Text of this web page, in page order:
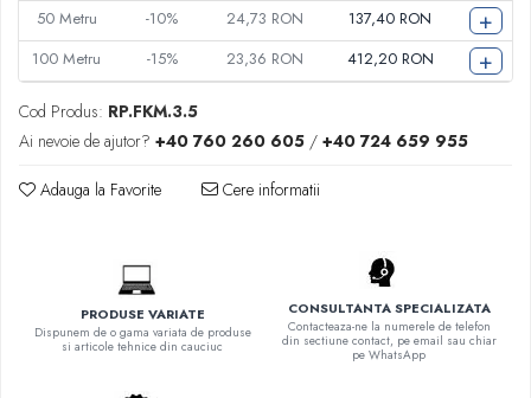
50Metru -10% 24,73 RON 137,40 RON +
100 Metru -15% 23,36 RON 412,20 RON +
Cod Produs: RP.FKM.3.5
Ai nevoie de ajutor? +40 760 260 605 / +40 724 659 955
Adauga la Favorite Cere informatii
PRODUSE VARIATE
Dispunem de o gama variata de produse
si articole tehnice din cauciuc
CONSULTANTA SPECIALIZATA
Contacteaza-ne la numerele de telefon
din sectiune contact, pe email sau chiar
pe WhatsApp